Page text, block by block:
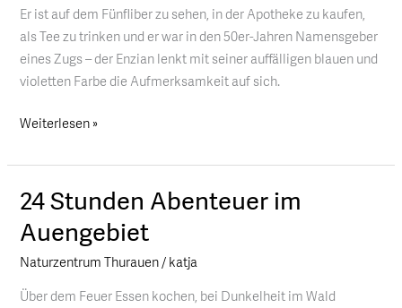
Er ist auf dem Fünfliber zu sehen, in der Apotheke zu kaufen,
als Tee zu trinken und er war in den 50er-Jahren Namensgeber
eines Zugs – der Enzian lenkt mit seiner auffälligen blauen und
violetten Farbe die Aufmerksamkeit auf sich.
Weiterlesen »
24 Stunden Abenteuer im
Auengebiet
Naturzentrum Thurauen/ katja
Über dem Feuer Essen kochen, bei Dunkelheit im Wald
24
Abenteuer
im
Auengebiet